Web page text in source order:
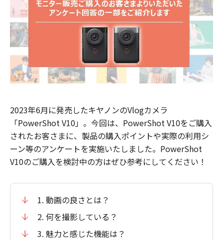
2023年6月に発売したキヤノンのVlogカメラ
「PowerShot V10」。今回は、PowerShot V10をご購入
されたお客さまに、製品の購入ポイントや実際の利用シ
ーン等のアンケートを実施いたしました。PowerShot
V10のご購入を検討中の方はぜひ参考にしてください！
1. 動画の良さとは？
2. 何を撮影している？
3. 魅力と感じた機能は？